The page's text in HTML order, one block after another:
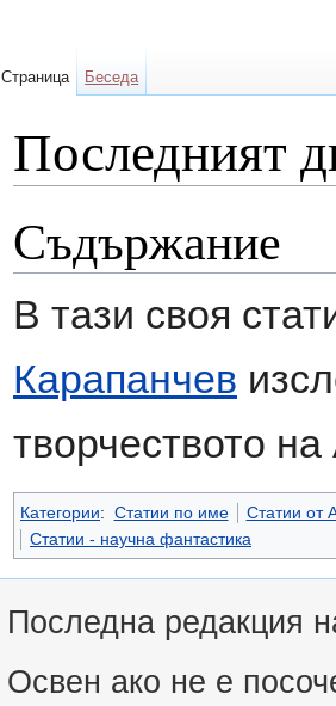
Последният
Съдържание
В тази своя
Карапанчев
творчеството
Категории: Статии по име
Статии от
Статии - научна фантастика
Страница Беседа
Последна редакция
Освен ако не е